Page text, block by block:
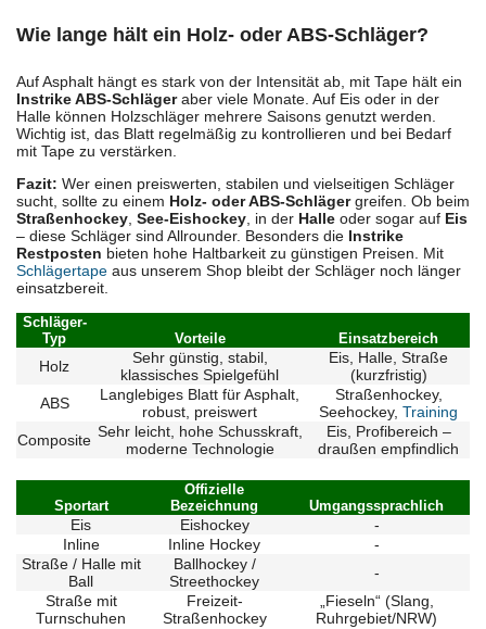
Wie lange hält ein Holz- oder ABS-Schläger?
Auf Asphalt hängt es stark von der Intensität ab, mit Tape hält ein
Instrike ABS-Schlägeraber viele Monate. Auf Eis oder in der
Halle können Holzschläger mehrere Saisons genutzt werden.
Wichtig ist, das Blatt regelmäßig zu kontrollieren und bei Bedarf
mit Tape zu verstärken.
Fazit: Wer einen preiswerten, stabilen und vielseitigen Schläger
sucht, sollte zu einem Holz- oder ABS-Schlägergreifen. Ob beim
Straßenhockey See-Eishockey , in der Halle oder sogar auf Eis
– diese Schläger sind Allrounder. Besonders die Instrike
Restposten bieten hohe Haltbarkeit zu günstigen Preisen. Mit
Schlägertape aus unserem Shop bleibt der Schläger noch länger
einsatzbereit.
Schläger-
Typ
Vorteile Einsatzbereich
Holz
Sehr günstig, stabil,
klassisches Spielgefühl
Eis, Halle, Straße
(kurzfristig)
ABS
Langlebiges Blatt für Asphalt,
robust, preiswert
Straßenhockey,
Seehockey, Training
Composite Sehr leicht, hohe Schusskraft,
moderne Technologie
Eis, Profibereich –
draußen empfindlich
Sportart
Offizielle
Bezeichnung
Umgangssprachlich
Eis Eishockey
-
Inline
Inline Hockey
-
Straße / Halle mit
Ball
Ballhockey /
Streethockey
-
Straße mit
Turnschuhen
Freizeit-
Straßenhockey
„Fieseln“ (Slang,
Ruhrgebiet/NRW)